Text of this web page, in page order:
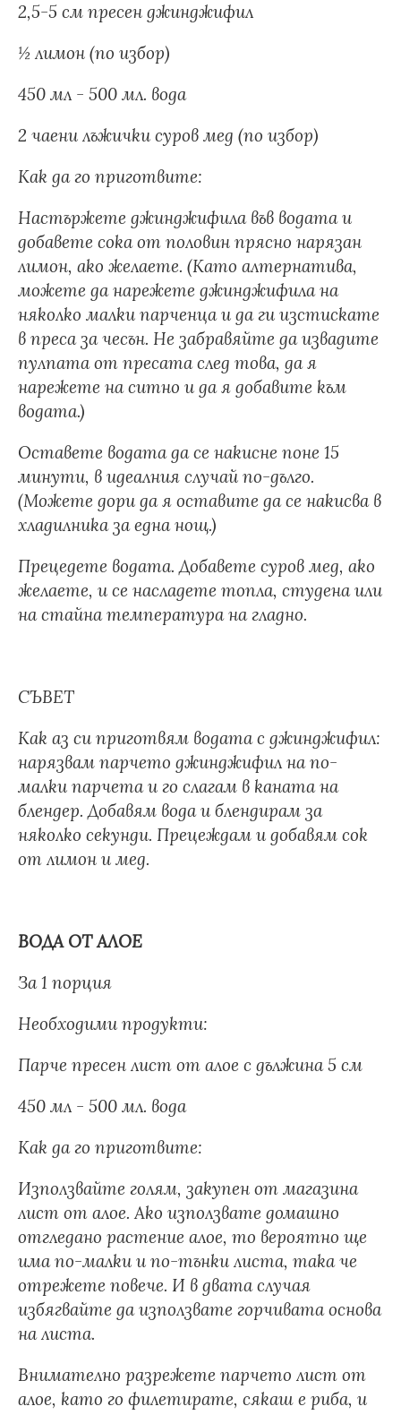
2,5-5 см пресен джинджифил
½ лимон (по избор)
450 мл - 500 мл. вода
2 чаени лъжички суров мед (по избор)
Как да го приготвите:
Настържете джинджифила във водата и
добавете сока от половин прясно нарязан
лимон, ако желаете. (Като алтернатива,
можете да нарежете джинджифила на
няколко малки парченца и да ги изстискате
в преса за чесън. Не забравяйте да извадите
пулпата от пресата след това, да я
нарежете на ситно и да я добавите към
водата.)
Оставете водата да се накисне поне 15
минути, в идеалния случай по-дълго.
(Можете дори да я оставите да се накисва в
хладилника за една нощ.)
Прецедете водата. Добавете суров мед, ако
желаете, и се насладете топла, студена или
на стайна температура на гладно.
СЪВЕТ
Как аз си приготвям водата с джинджифил:
нарязвам парчето джинджифил на по-
малки парчета и го слагам в каната на
блендер. Добавям вода и блендирам за
няколко секунди. Прецеждам и добавям сок
от лимон и мед.
ВОДА ОТ АЛОЕ
За 1 порция
Необходими продукти:
Парче пресен лист от алое с дължина 5 см
450 мл - 500 мл. вода
Как да го приготвите:
Използвайте голям, закупен от магазина
лист от алое. Ако използвате домашно
отгледано растение алое, то вероятно ще
има по-малки и по-тънки листа, така че
отрежете повече. И в двата случая
избягвайте да използвате горчивата основа
на листа.
Внимателно разрежете парчето лист от
алое, като го филетирате, сякаш е риба, и